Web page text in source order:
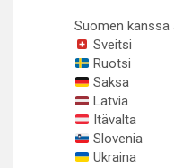
Suomen
Sveitsi
Ruotsi
Saksa
Latvia
Itävalta
Slovenia
Ukraina